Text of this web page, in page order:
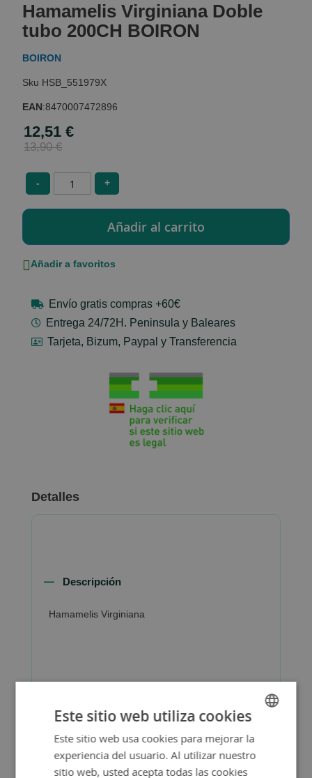
the
beginning
of
the
gallery
Hamamelis Virginiana Doble
tubo 200CH BOIRON
BOIRON
HSB_551979X
EAN:8470007472896
Special
Price
12,51 €
13,90 €
- +
Añadir a favoritos
Envío gratis compras +60€
Entrega 24/72H. Peninsula y Baleares
Tarjeta, Bizum, Paypal y Transferencia
Detalles
Descripción
Hamamelis Virginiana
SPANISH
ENGLISH
Este sitio web utiliza cookies
Este sitio web usa cookies para mejorar la
experiencia del usuario. Al utilizar nuestro
sitio web, usted acepta todas las cookies